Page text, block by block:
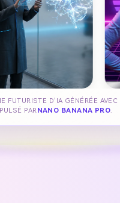
FUTURISTE D'IA GÉNÉRÉE
PAR NANO BANANA PRO.